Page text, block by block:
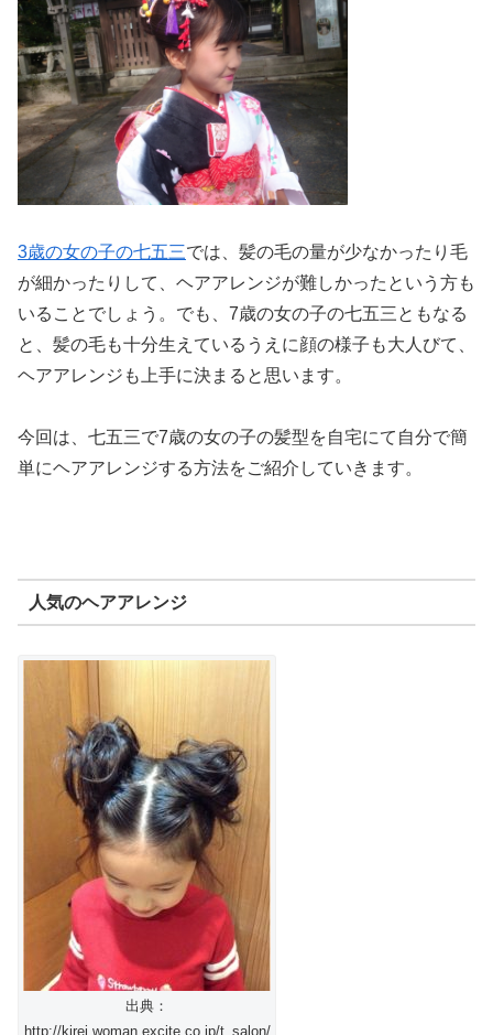
3歳の女の子の七五三では、髪の毛の量が少なかったり毛
が細かったりして、ヘアアレンジが難しかったという方も
いることでしょう。でも、7歳の女の子の七五三ともなる
と、髪の毛も十分生えているうえに顔の様子も大人びて、
ヘアアレンジも上手に決まると思います。
今回は、七五三で7歳の女の子の髪型を自宅にて自分で簡
単にヘアアレンジする方法をご紹介していきます。
人気のヘアアレンジ
出典：
http://kirei.woman.excite.co.jp/t_salon/